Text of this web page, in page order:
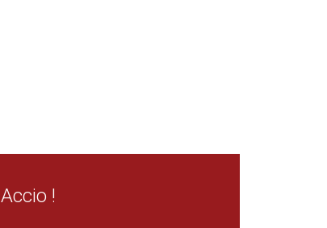
Accio !